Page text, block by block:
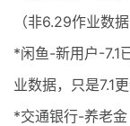
（非6.29作业数
*闲鱼-新用户-7.1
业数据，只是7.1
*交通银行-养老